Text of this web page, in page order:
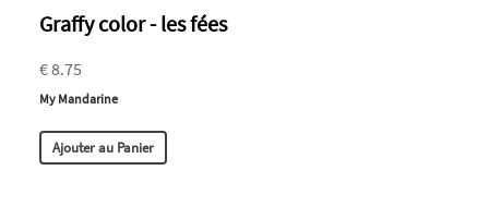
Graffy color - les fées
€ 8.75
My Mandarine
Ajouter au Panier